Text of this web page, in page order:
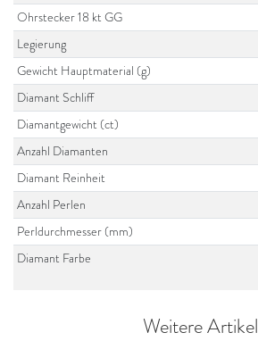
Ohrstecker 18 kt GG
Legierung
Gewicht Hauptmaterial (g)
Diamant Schliff
Diamantgewicht (ct)
Anzahl Diamanten
Diamant Reinheit
Anzahl Perlen
Perldurchmesser (mm)
Diamant Farbe
Weitere Artikel